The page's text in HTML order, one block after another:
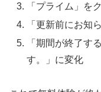
「プライム」を
「更新前にお知
「期間が終了す
す。」に変化